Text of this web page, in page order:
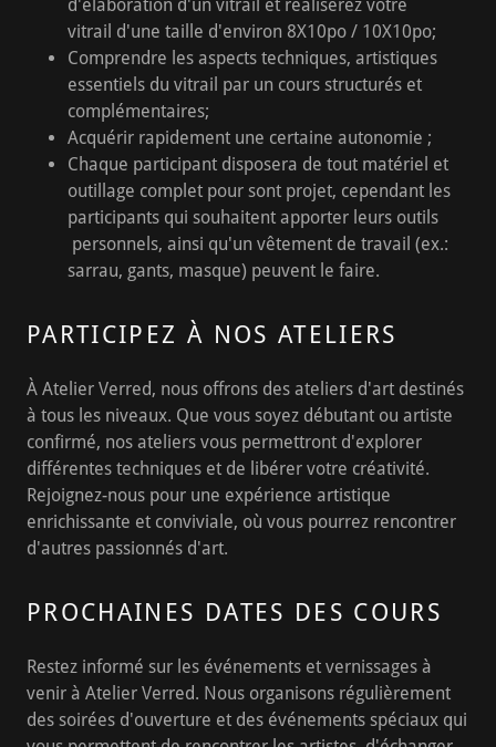
d'élaboration d'un vitrail et réaliserez votre
vitrail d'une taille d'environ 8X10po / 10X10po;
Comprendre les aspects techniques, artistiques
essentiels du vitrail par un cours structurés et
complémentaires;
Acquérir rapidement une certaine autonomie ;
Chaque participant disposera de tout matériel et
outillage complet pour sont projet, cependant les
participants qui souhaitent apporter leurs outils
personnels, ainsi qu'un vêtement de travail (ex.:
sarrau, gants, masque) peuvent le faire.
PARTICIPEZ À NOS ATELIERS
À Atelier Verred, nous offrons des ateliers d'art destinés
à tous les niveaux. Que vous soyez débutant ou artiste
confirmé, nos ateliers vous permettront d'explorer
différentes techniques et de libérer votre créativité.
Rejoignez-nous pour une expérience artistique
enrichissante et conviviale, où vous pourrez rencontrer
d'autres passionnés d'art.
PROCHAINES DATES DES COURS
Restez informé sur les événements et vernissages à
venir à Atelier Verred. Nous organisons régulièrement
des soirées d'ouverture et des événements spéciaux qui